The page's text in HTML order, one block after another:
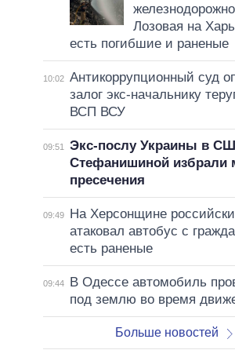
Лозовая на
есть погибшие и раненые
10:02 Антикоррупционный суд
залог экс-начальнику
ВСП ВСУ
09:51
Экс-послу Украины в
Стефанишиной избрали
пресечения
09:49
На Херсонщине
атаковал автобус с
есть раненые
09:44
В Одессе автомобиль
под землю во время
Больше новостей